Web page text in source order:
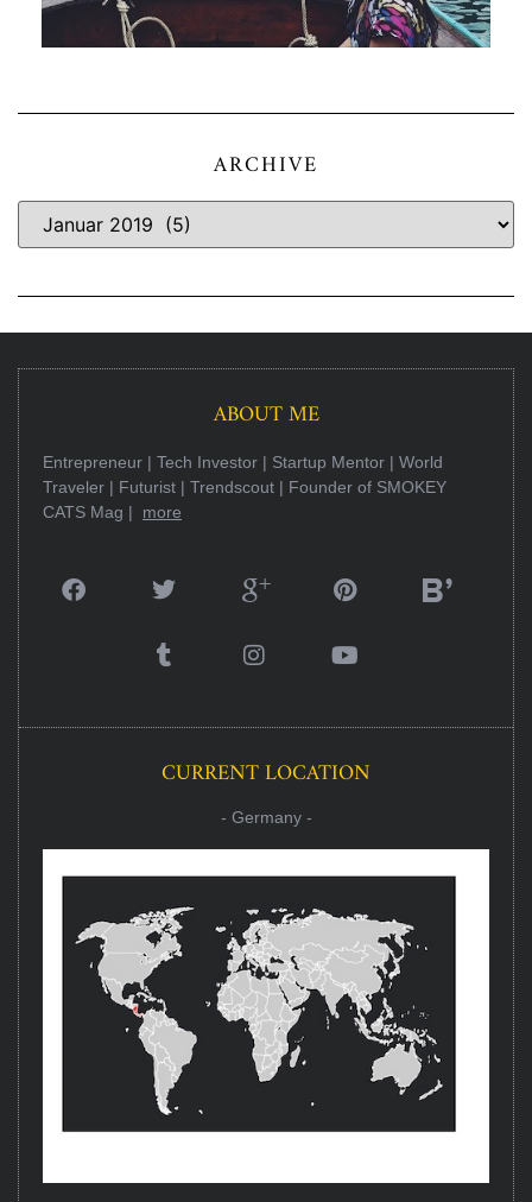
ARCHIVE
ABOUT ME
Entrepreneur | Tech Investor | Startup Mentor | World
Traveler | Futurist | Trendscout | Founder of SMOKEY
CATS Mag | more
CURRENT LOCATION
- Germany -